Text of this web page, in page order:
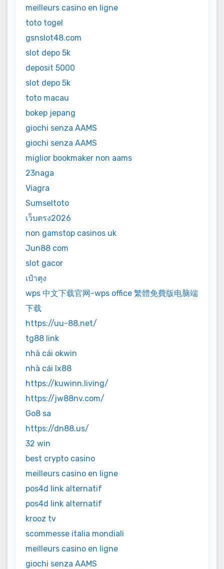
meilleurs casino en ligne
toto togel
gsnslot48.com
slot depo 5k
deposit 5000
slot depo 5k
toto macau
bokep jepang
giochi senza AAMS
giochi senza AAMS
miglior bookmaker non aams
23naga
Viagra
Sumseltoto
เว็บตรง2026
non gamstop casinos uk
Jun88 com
slot gacor
เป๋าตุง
wps 中文下载官网-wps office 繁體免費版电脑端
下载
https://uu-88.net/
tg88 link
nhà cái okwin
nhà cái lx88
https://kuwinn.living/
https://jw88nv.com/
Go8 sa
https://dn88.us/
32 win
best crypto casino
meilleurs casino en ligne
pos4d link alternatif
pos4d link alternatif
krooz tv
scommesse italia mondiali
meilleurs casino en ligne
giochi senza AAMS